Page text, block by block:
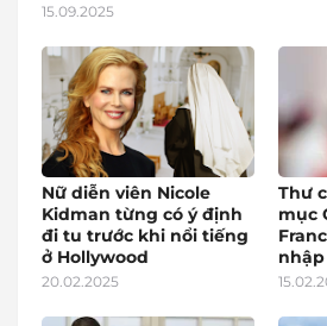
15.09.2025
Nữ diễn viên Nicole
Kidman từng có ý định
đi tu trước khi nổi tiếng
ở Hollywood
20.02.2025
Thư
mục